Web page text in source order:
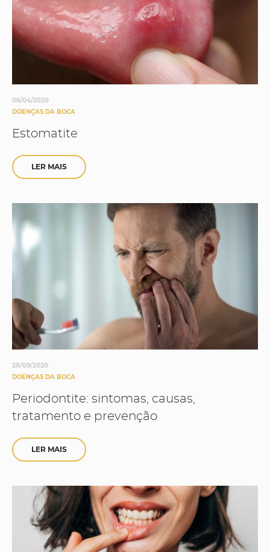
06/04/2020
DOENÇAS DA BOCA
Estomatite
LER MAIS
28/09/2020
DOENÇAS DA BOCA
Periodontite: sintomas, causas,
tratamento e prevenção
LER MAIS